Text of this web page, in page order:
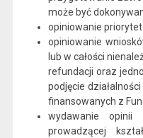
może być
opiniowanie
opiniowanie
lub w całości
refundacji oraz
podjęcie
finansowanych z
wydawanie opinii
prowadzącej